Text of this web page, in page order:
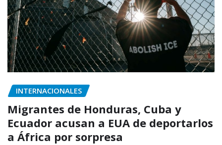
INTERNACIONALES
Migrantes de Honduras, Cuba y
Ecuador acusan a EUA de deportarlos
a África por sorpresa